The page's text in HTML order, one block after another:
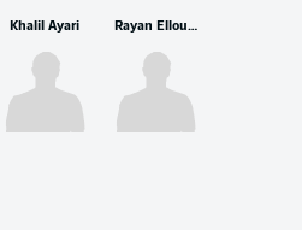
Khalil Ayari Rayan Elloumi